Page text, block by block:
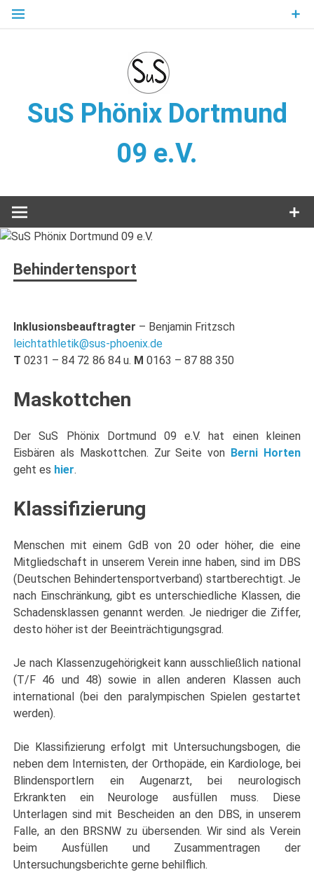
Zum
SuS Phönix Dortmund
09 e.V.
Wandern
Behindertensport
Inklusionsbeauftragter – Benjamin Fritzsch
leichtathletik@sus-phoenix.de
T 0231 – 84 72 86 84 u. M 0163 – 87 88 350
Maskottchen
Der SuS Phönix Dortmund 09 e.V. hat einen kleinen
Eisbären als Maskottchen. Zur Seite von Berni Horten
geht es hier.
Klassifizierung
Menschen mit einem GdB von 20 oder höher, die eine
Mitgliedschaft in unserem Verein inne haben, sind im DBS
(Deutschen Behindertensportverband) startberechtigt. Je
nach Einschränkung, gibt es unterschiedliche Klassen, die
Schadensklassen genannt werden. Je niedriger die Ziffer,
desto höher ist der Beeinträchtigungsgrad.
Je nach Klassenzugehörigkeit kann ausschließlich national
(T/F 46 und 48) sowie in allen anderen Klassen auch
international (bei den paralympischen Spielen gestartet
werden).
Die Klassifizierung erfolgt mit Untersuchungsbogen, die
neben dem Internisten, der Orthopäde, ein Kardiologe, bei
Blindensportlern ein Augenarzt, bei neurologisch
Erkrankten ein Neurologe ausfüllen muss. Diese
Unterlagen sind mit Bescheiden an den DBS, in unserem
Falle, an den BRSNW zu übersenden. Wir sind als Verein
beim Ausfüllen und Zusammentragen der
Untersuchungsberichte gerne behilflich.